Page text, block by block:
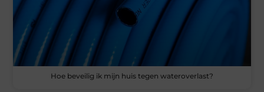
Hoe beveilig ik mijn huis tegen wateroverlast?